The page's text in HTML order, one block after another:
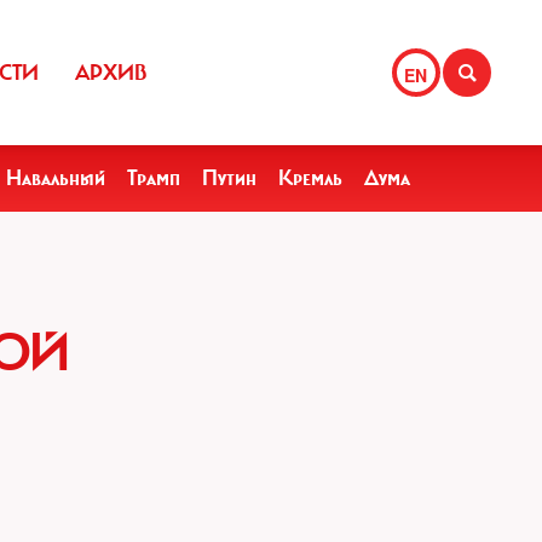
EN
АРХИВ
Навальный Трамп Путин Кремль Дума